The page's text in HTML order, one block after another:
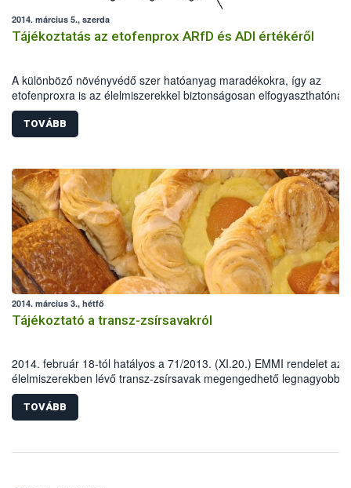
2014. március 5., szerda
Tájékoztatás az etofenprox ARfD és ADI értékéről
A különböző növényvédő szer hatóanyag maradékokra, így az
etofenproxra is az élelmiszerekkel biztonságosan elfogyaszthatónak
tartott mennyiséget állapítottak meg nemzetközi értékelő testületek.
a mennyiséget az állatkísérletekben még semmilyen megfigyelhető
elváltozást nem okozó dózisból, az etofenprox esetén 100-szoros
TOVÁBB
2014. március 3., hétfő
Tájékoztató a transz-zsírsavakról
2014. február 18-tól hatályos a 71/2013. (XI.20.) EMMI rendelet az
élelmiszerekben lévő transz-zsírsavak megengedhető legnagyobb
mennyiségéről, a transz-zsírsav tartalmú élelmiszerek
feltételeiről és hatósági ellenőrzéséről, valamint a lakosság transz-
zsírsav bevitelének nyomon követésére vonatkozó szabályokról,
megyei élelmiszerlánc-felügyeleti szervek ellenőrzik.
TOVÁBB